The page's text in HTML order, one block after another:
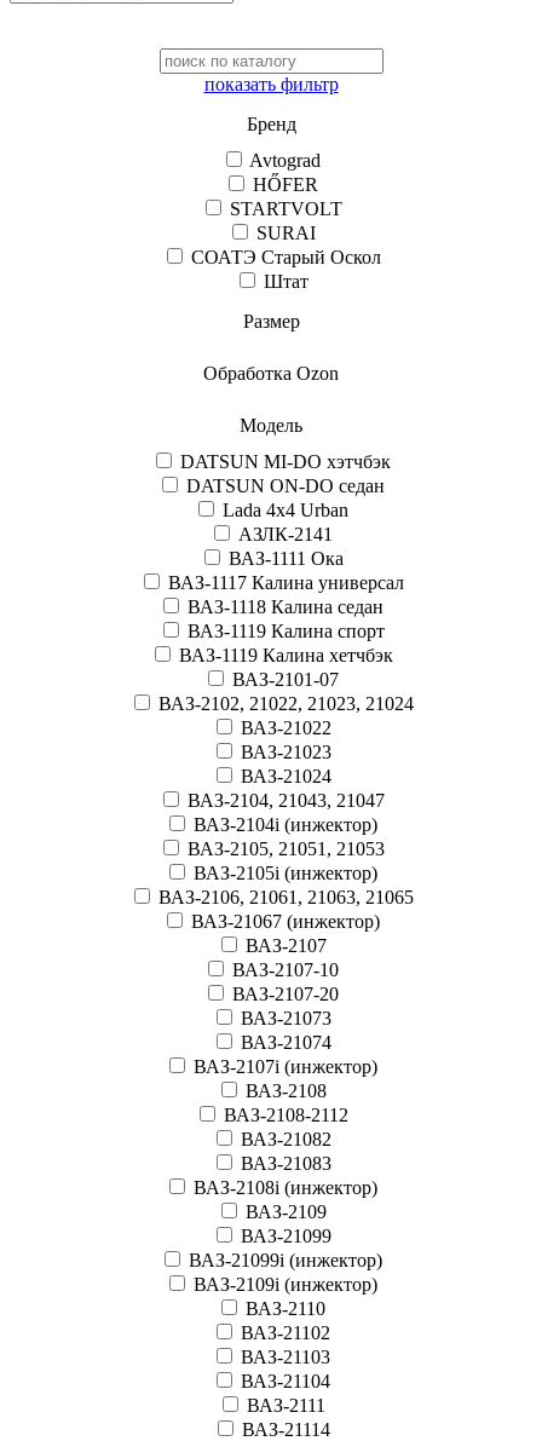
показать фильтр
Бренд
Avtograd
HŐFER
STARTVOLT
SURAI
СОАТЭ Старый Оскол
Штат
Размер
Обработка Ozon
Модель
DATSUN MI-DO хэтчбэк
DATSUN ON-DO седан
Lada 4x4 Urban
АЗЛК-2141
ВАЗ-1111 Ока
ВАЗ-1117 Калина универсал
ВАЗ-1118 Калина седан
ВАЗ-1119 Калина спорт
ВАЗ-1119 Калина хетчбэк
ВАЗ-2101-07
ВАЗ-2102, 21022, 21023, 21024
ВАЗ-21022
ВАЗ-21023
ВАЗ-21024
ВАЗ-2104, 21043, 21047
ВАЗ-2104i (инжектор)
ВАЗ-2105, 21051, 21053
ВАЗ-2105i (инжектор)
ВАЗ-2106, 21061, 21063, 21065
ВАЗ-21067 (инжектор)
ВАЗ-2107
ВАЗ-2107-10
ВАЗ-2107-20
ВАЗ-21073
ВАЗ-21074
ВАЗ-2107i (инжектор)
ВАЗ-2108
ВАЗ-2108-2112
ВАЗ-21082
ВАЗ-21083
ВАЗ-2108i (инжектор)
ВАЗ-2109
ВАЗ-21099
ВАЗ-21099i (инжектор)
ВАЗ-2109i (инжектор)
ВАЗ-2110
ВАЗ-21102
ВАЗ-21103
ВАЗ-21104
ВАЗ-2111
ВАЗ-21114